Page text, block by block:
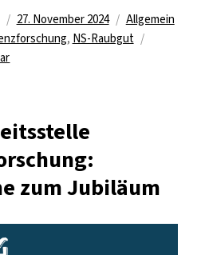
Veröffentlicht
am
27. November 2024 Kategorien
Allgemein
, NS-Raubgut
zu
Geschichte
aus
Berlin
zum Jubiläum